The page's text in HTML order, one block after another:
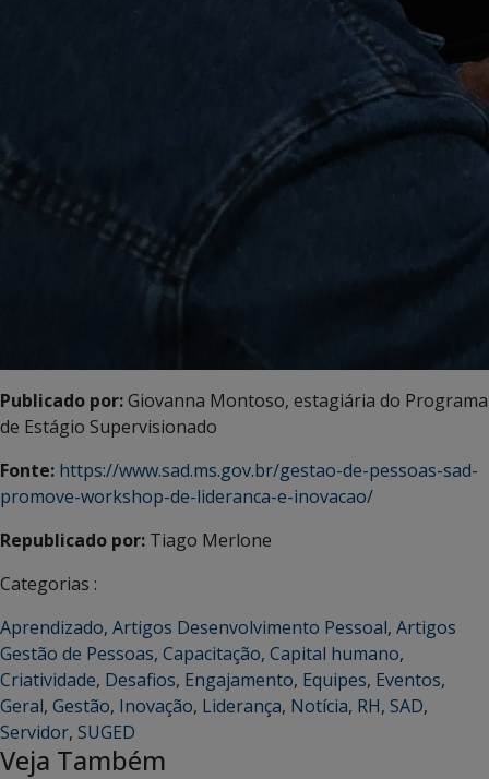
Publicado por:Giovanna Montoso, estagiária do Programa
de Estágio Supervisionado
Fonte: https://www.sad.ms.gov.br/gestao-de-pessoas-sad-
promove-workshop-de-lideranca-e-inovacao/
Republicado por: Tiago Merlone
Categorias :
Aprendizado, Artigos Desenvolvimento Pessoal, Artigos
Gestão de Pessoas, Capacitação, Capital humano,
Criatividade, Desafios, Engajamento, Equipes, Eventos,
Geral, Gestão, Inovação, Liderança, Notícia, RH, SAD,
Servidor, SUGED
Veja Também